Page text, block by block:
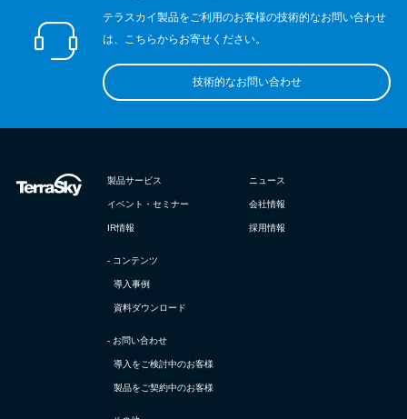
テラスカイ製品をご利用のお客様の技術的なお問い合わせ
は、こちらからお寄せください。
技術的なお問い合わせ
製品サービス ニュース
イベント・セミナー 会社情報
IR情報 採用情報
- コンテンツ
導入事例
資料ダウンロード
- お問い合わせ
導入をご検討中のお客様
製品をご契約中のお客様